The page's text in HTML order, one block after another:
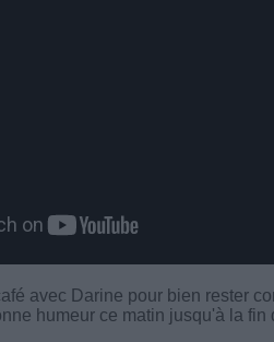
avec Darine pour bien rester
humeur ce matin jusqu'à la fin